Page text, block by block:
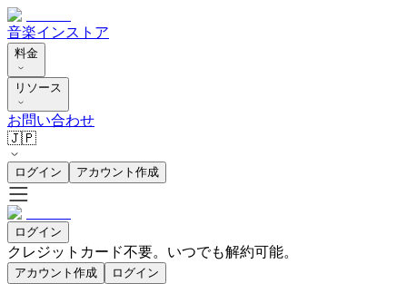
音楽インストア
料金
リソース
お問い合わせ
🇯🇵
ログイン アカウント作成
ログイン
クレジットカード不要。いつでも解約可能。
アカウント作成 ログイン